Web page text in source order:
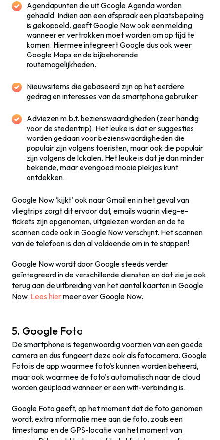
Agendapunten die uit Google Agenda worden
gehaald. Indien aan een afspraak een plaatsbepaling
is gekoppeld, geeft Google Now ook een melding
wanneer er vertrokken moet worden om op tijd te
komen. Hiermee integreert Google dus ook weer
Google Maps en de bijbehorende
routemogelijkheden.
Nieuwsitems die gebaseerd zijn op het eerdere
gedrag en interesses van de smartphone gebruiker
Adviezen m.b.t. bezienswaardigheden (zeer handig
voor de stedentrip). Het leuke is dat er suggesties
worden gedaan voor bezienswaardigheden die
populair zijn volgens toeristen, maar ook die populair
zijn volgens de lokalen. Het leuke is dat je dan minder
bekende, maar evengoed mooie plekjes kunt
ontdekken.
Google Now ‘kijkt’ ook naar Gmail en in het geval van
vliegtrips zorgt dit ervoor dat, emails waarin vlieg-e-
tickets zijn opgenomen, uitgelezen worden en de te
scannen code ook in Google Now verschijnt. Het scannen
van de telefoon is dan al voldoende om in te stappen!
Google Now wordt door Google steeds verder
geïntegreerd in de verschillende diensten en dat zie je ook
terug aan de uitbreiding van het aantal kaarten in Google
Now. Lees hiermeer over Google Now.
5. Google Foto
De smartphone is tegenwoordig voorzien van een goede
camera en dus fungeert deze ook als fotocamera. Google
Foto is de app waarmee foto’s kunnen worden beheerd,
maar ook waarmee de foto’s automatisch naar de cloud
worden geüpload wanneer er een wifi-verbinding is.
Google Foto geeft, op het moment dat de foto genomen
wordt, extra informatie mee aan de foto, zoals een
timestamp en de GPS-locatie van het moment van